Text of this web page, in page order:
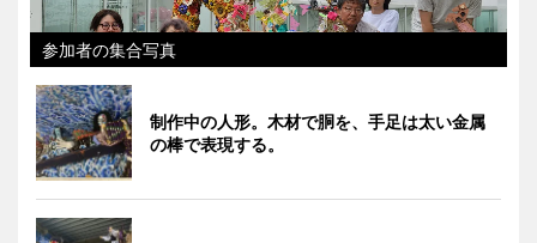
参加者の集合写真
制作中の人形。木材で胴を、手足は太い金属
の棒で表現する。